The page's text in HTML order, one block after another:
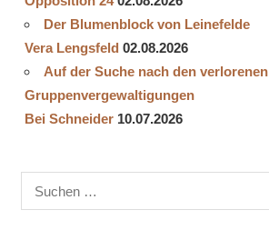
Der Blumenblock von Leinefelde
Vera Lengsfeld 02.08.2026
Auf der Suche nach den verlorenen
Gruppenvergewaltigungen
Bei Schneider 10.07.2026
nach: